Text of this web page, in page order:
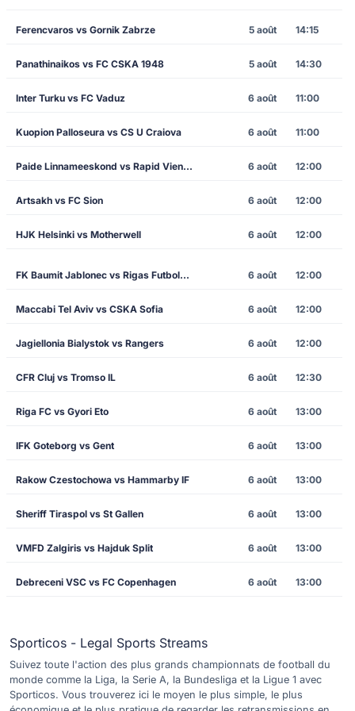
Ferencvaros vs Gornik Zabrze 5 août 14:15
Panathinaikos vs FC CSKA 1948 5 août 14:30
Inter Turku vs FC Vaduz 6 août 11:00
Kuopion Palloseura vs CS U Craiova 6 août 11:00
Paide Linnameeskond vs Rapid Vienna 6 août 12:00
Artsakh vs FC Sion 6 août 12:00
HJK Helsinki vs Motherwell 6 août 12:00
FK Baumit Jablonec vs Rigas Futbola Skola 6 août 12:00
Maccabi Tel Aviv vs CSKA Sofia 6 août 12:00
Jagiellonia Bialystok vs Rangers 6 août 12:00
CFR Cluj vs Tromso IL 6 août 12:30
Riga FC vs Gyori Eto 6 août 13:00
IFK Goteborg vs Gent 6 août 13:00
Rakow Czestochowa vs Hammarby IF 6 août 13:00
Sheriff Tiraspol vs St Gallen 6 août 13:00
VMFD Zalgiris vs Hajduk Split 6 août 13:00
Debreceni VSC vs FC Copenhagen 6 août 13:00
Sporticos - Legal Sports Streams
Suivez toute l'action des plus grands championnats de football du
monde comme la Liga, la Serie A, la Bundesliga et la Ligue 1 avec
Sporticos. Vous trouverez ici le moyen le plus simple, le plus